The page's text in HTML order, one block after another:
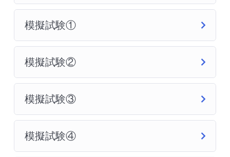
模擬試験①
模擬試験②
模擬試験③
模擬試験④